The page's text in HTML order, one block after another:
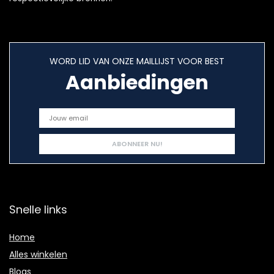
WORD LID VAN ONZE MAILLIJST VOOR BEST
Aanbiedingen
Snelle links
Home
Alles winkelen